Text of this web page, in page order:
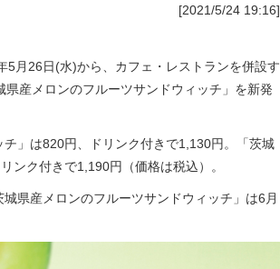
[2021/5/24 19:16]
月26日(水)から、カフェ・レストランを併設す
産メロンのフルーツサンドウィッチ」を新発
」は820円、ドリンク付きで1,130円。「茨城
ンク付きで1,190円（価格は税込）。
県産メロンのフルーツサンドウィッチ」は6月